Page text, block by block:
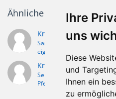
Ihre
uns
Diese
und
Ihnen ein
zu
Ähnliche Themen
Krämer
Sascha1984
24. April 2014
eigene PROJEKTE
Krämer FSPT
Sebastian85
8.
Pferdeanhänger /